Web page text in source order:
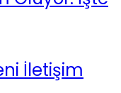
İletişim